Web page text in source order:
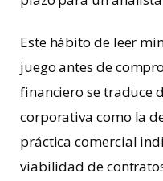
Este hábito de leer
juego antes de
financiero se traduce
corporativa como la
práctica comercial
viabilidad de